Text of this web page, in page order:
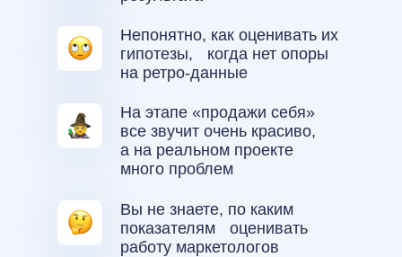
Непонятно, как оценивать их
гипотезы, когда нет опоры
на ретро-данные
На этапе «продажи себя»
все звучит очень красиво,
а на реальном проекте
много проблем
Вы не знаете, по каким
показателям оценивать
работу маркетологов